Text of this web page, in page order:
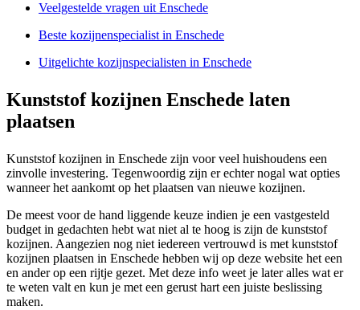
Veelgestelde vragen uit Enschede
Beste kozijnenspecialist in Enschede
Uitgelichte kozijnspecialisten in Enschede
Kunststof kozijnen Enschede laten
plaatsen
Kunststof kozijnen in Enschede zijn voor veel huishoudens een
zinvolle investering. Tegenwoordig zijn er echter nogal wat opties
wanneer het aankomt op het plaatsen van nieuwe kozijnen.
De meest voor de hand liggende keuze indien je een vastgesteld
budget in gedachten hebt wat niet al te hoog is zijn de kunststof
kozijnen. Aangezien nog niet iedereen vertrouwd is met kunststof
kozijnen plaatsen in Enschede hebben wij op deze website het een
en ander op een rijtje gezet. Met deze info weet je later alles wat er
te weten valt en kun je met een gerust hart een juiste beslissing
maken.